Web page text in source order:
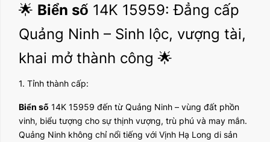
🌟 Biển số 14K 15959: Đẳng cấp
Quảng Ninh – Sinh lộc, vượng tài,
khai mở thành công 🌟
1. Tỉnh thành cấp:
Biển số 14K 15959 đến từ Quảng Ninh – vùng đất phồn
vinh, biểu tượng cho sự thịnh vượng, trù phú và may mắn.
Quảng Ninh không chỉ nổi tiếng với Vịnh Hạ Long di sản